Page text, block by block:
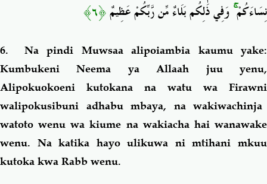
نِسَاءَكُمْۚوَفِي ذَٰلِكُم بَلَاءٌ مِّن رَّبِّكُمْ عَظِيمٌ﴿٦﴾
6. Na pindi Muwsaa alipoiambia kaumu yake:
Kumbukeni Neema ya Allaah juu yenu,
Alipokuokoeni kutokana na watu wa Firawni
walipokusibuni adhabu mbaya, na wakiwachinja
watoto wenu wa kiume na wakiacha hai wanawake
wenu. Na katika hayo ulikuwa ni mtihani mkuu
kutoka kwa Rabb wenu.